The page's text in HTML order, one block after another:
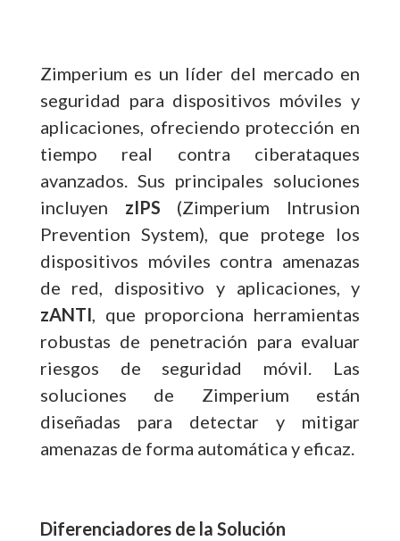
Zimperium es un líder del mercado en
seguridad para dispositivos móviles y
aplicaciones, ofreciendo protección en
tiempo real contra ciberataques
avanzados. Sus principales soluciones
incluyen zIPS (Zimperium Intrusion
Prevention System), que protege los
dispositivos móviles contra amenazas
de red, dispositivo y aplicaciones, y
zANTI , que proporciona herramientas
robustas de penetración para evaluar
riesgos de seguridad móvil. Las
soluciones de Zimperium están
diseñadas para detectar y mitigar
amenazas de forma automática y eficaz.
Diferenciadores de la Solución